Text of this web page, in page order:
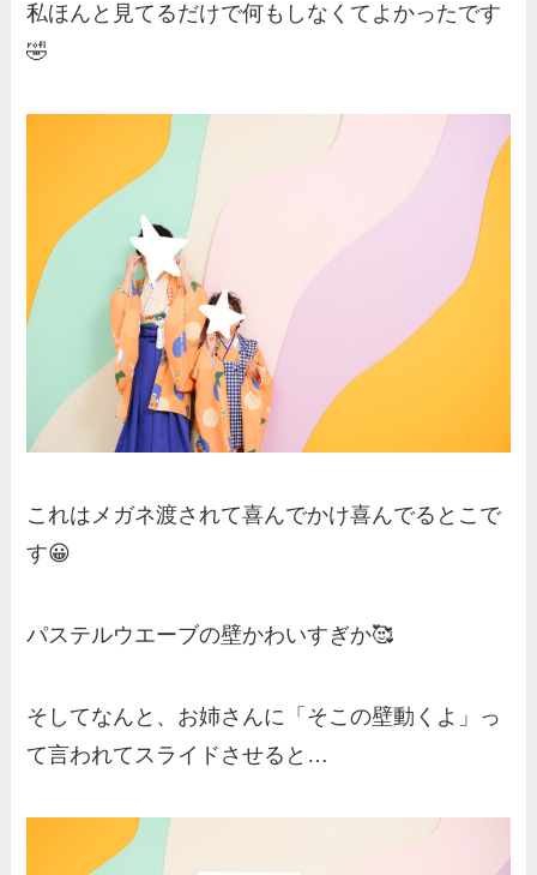
私ほんと見てるだけで何もしなくてよかったです
🤣
これはメガネ渡されて喜んでかけ喜んでるとこで
す😀
パステルウエーブの壁かわいすぎか🥰
そしてなんと、お姉さんに「そこの壁動くよ」っ
て言われてスライドさせると…